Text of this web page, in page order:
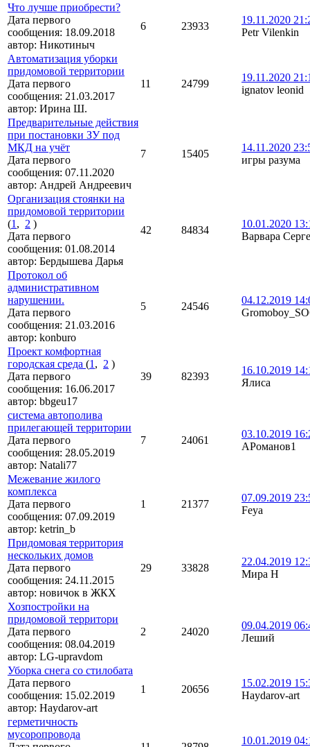
Что лучше приобрести?
Дата первого
сообщения: 18.09.2018
автор: Никотиныч
6 23933
19.11.2020
Petr Vilenkin
Автоматизация уборки
придомовой территории
Дата первого
сообщения: 21.03.2017
автор: Ирина Ш.
11 24799
19.11.2020
ignatov leonid
Предварительные действия
при постановки ЗУ под
МКД на учёт
Дата первого
сообщения: 07.11.2020
автор: Андрей Андреевич
7 15405
14.11.2020
игры разума
Организация стоянки на
придомовой территории
(1 , 2 )
Дата первого
сообщения: 01.08.2014
автор: Бердышева Дарья
42 84834
10.01.2020
Варвара
Протокол об
административном
нарушении.
Дата первого
сообщения: 21.03.2016
автор: konburo
5 24546
04.12.2019
Проект комфортная
городская среда (1 , 2 )
Дата первого
сообщения: 16.06.2017
автор: bbgeu17
39 82393
16.10.2019
Ялиса
система автополива
прилегающей территории
Дата первого
сообщения: 28.05.2019
автор: Natali77
7 24061
03.10.2019
АРоманов1
Межевание жилого
комплекса
Дата первого
сообщения: 07.09.2019
автор: ketrin_b
1 21377
07.09.2019
Feya
Придомовая территория
нескольких домов
Дата первого
сообщения: 24.11.2015
автор: новичок в ЖКХ
29 33828
22.04.2019
Мира Н
Хозпостройки на
придомовой территори
Дата первого
сообщения: 08.04.2019
автор: LG-upravdom
2 24020
09.04.2019
Леший
Уборка снега со стилобата
Дата первого
сообщения: 15.02.2019
автор: Haydarov-art
1 20656
15.02.2019
Haydarov-art
герметичность
мусоропровода
10.01.2019